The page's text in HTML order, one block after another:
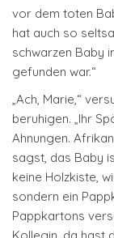
vor dem toten
hat auch so
schwarzen Baby
gefunden war.“
„Ach, Marie,“
beruhigen. „Ihr
Ahnungen.
sagst, das Baby
keine Holzkiste,
sondern ein
Pappkartons
Kollegin, da hast